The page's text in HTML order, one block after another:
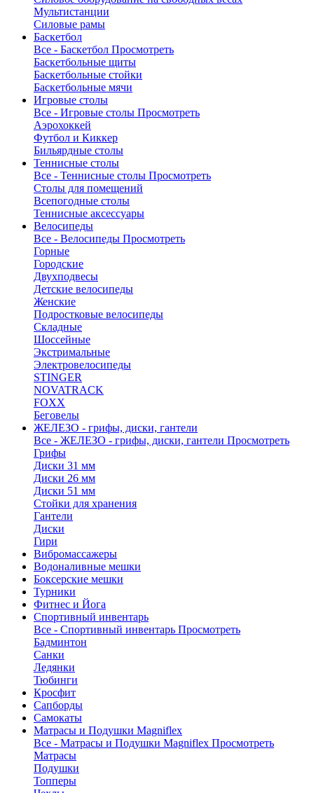
Мультистанции
Силовые рамы
Баскетбол
Все - Баскетбол Просмотреть
Баскетбольные щиты
Баскетбольные стойки
Баскетбольные мячи
Игровые столы
Все - Игровые столы Просмотреть
Аэрохоккей
Футбол и Киккер
Бильярдные столы
Теннисные столы
Все - Теннисные столы Просмотреть
Столы для помещений
Всепогодные столы
Теннисные аксессуары
Велосипеды
Все - Велосипеды Просмотреть
Горные
Городские
Двухподвесы
Детские велосипеды
Женские
Подростковые велосипеды
Складные
Шоссейные
Экстримальные
Электровелосипеды
STINGER
NOVATRACK
FOXX
Беговелы
ЖЕЛЕЗО - грифы, диски, гантели
Все - ЖЕЛЕЗО - грифы, диски, гантели Просмотреть
Грифы
Диски 31 мм
Диски 26 мм
Диски 51 мм
Стойки для хранения
Гантели
Диски
Гири
Вибромассажеры
Водоналивные мешки
Боксерские мешки
Турники
Фитнес и Йога
Спортивный инвентарь
Все - Спортивный инвентарь Просмотреть
Бадминтон
Санки
Ледянки
Тюбинги
Кросфит
Сапборды
Самокаты
Матрасы и Подушки Magniflex
Все - Матрасы и Подушки Magniflex Просмотреть
Матрасы
Подушки
Топперы